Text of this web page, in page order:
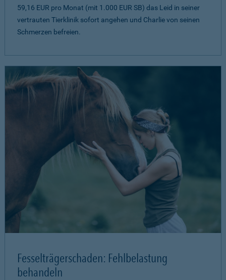
59,16 EUR pro Monat (mit 1.000 EUR SB) das Leid in seiner
vertrauten Tierklinik sofort angehen und Charlie von seinen
Schmerzen befreien.
Fesselträgerschaden: Fehlbelastung
behandeln